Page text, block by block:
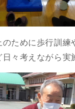
ために歩行訓練
々考えながら実